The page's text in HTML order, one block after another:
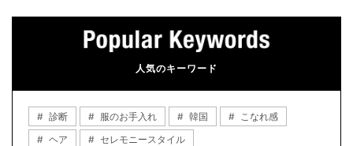
人気のキーワード
診断 服のお手入れ 韓国
こなれ感
ヘア
セレモニースタイル